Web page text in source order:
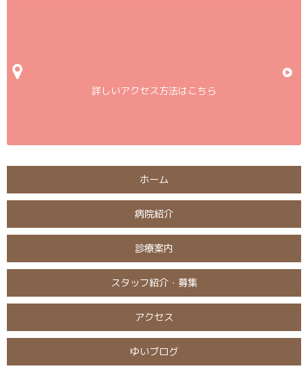
詳しいアクセス方法はこちら
ホーム
病院紹介
診療案内
スタッフ紹介・募集
アクセス
ゆいブログ